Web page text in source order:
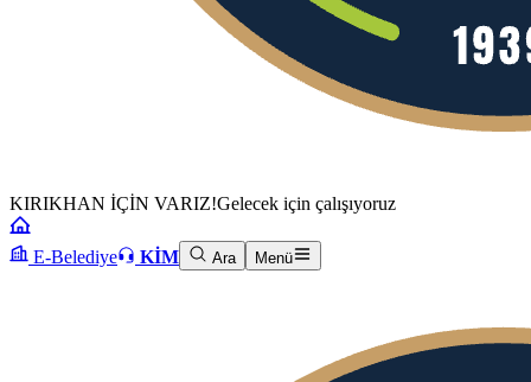
KIRIKHAN İÇİN VARIZ!Gelecek için çalışıyoruz
E-Belediye KİM Ara Menü